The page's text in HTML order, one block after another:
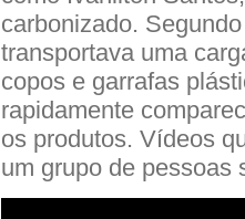
carbonizado.
transportava uma
copos e garrafas
rapidamente
os produtos. Vídeos
um grupo de pessoas